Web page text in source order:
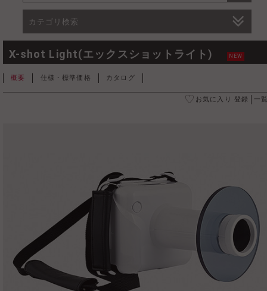
カテゴリ検索
X-shot Light(エックスショットライト) NEW
概要 仕様・標準価格 カタログ
お気に入り 登録 一